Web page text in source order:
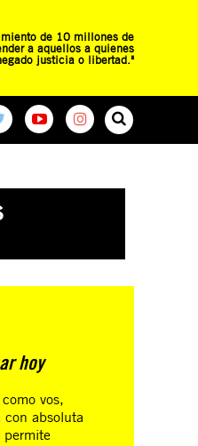
de 10 millones de
a aquellos a quienes
justicia o libertad."
hoy
vos,
absoluta
permite